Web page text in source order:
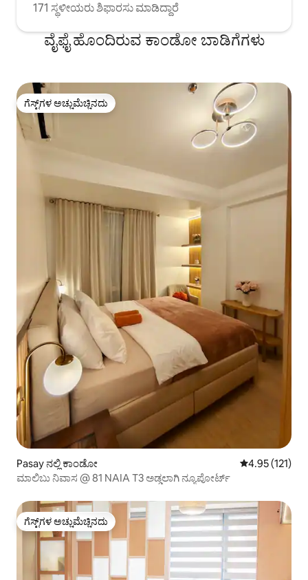
171 ಸ್ಥಳೀಯರು ಶಿಫಾರಸು ಮಾಡಿದ್ದಾರೆ
ವೈಫೈ ಹೊಂದಿರುವ ಕಾಂಡೋ ಬಾಡಿಗೆಗಳು
ಗೆಸ್ಟ್‌ಗಳ ಅಚ್ಚುಮೆಚ್ಚಿನದು
ಗೆಸ್ಟ್‌ಗಳ ಅಚ್ಚುಮೆಚ್ಚಿನದು
Pasay ನಲ್ಲಿ ಕಾಂಡೋ 5 ರಲ್ಲಿ 4.95
4.95 (121)
ಮಾಲಿಬು ನಿವಾಸ @ 81 NAIA T3 ಅಡ್ಡಲಾಗಿ ನ್ಯೂಪೋರ್ಟ್
ಗೆಸ್ಟ್‌ಗಳ ಅಚ್ಚುಮೆಚ್ಚಿನದು
ಗೆಸ್ಟ್‌ಗಳ ಅಚ್ಚುಮೆಚ್ಚಿನದು